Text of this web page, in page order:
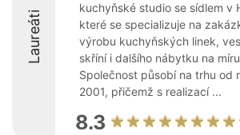
Laureáti
kuchyňské studio se sídlem v
které se specializuje na
výrobu kuchyňských linek,
skříní i dalšího nábytku na
Společnost působí na trhu od
2001, přičemž s realizací ...
8.3